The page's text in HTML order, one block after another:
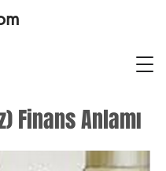
Finans Anlamı